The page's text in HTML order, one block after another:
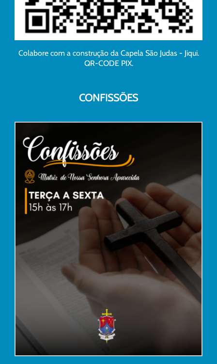
Colabore com a construção da Capela São Judas - Jiqui.
QR-CODE PIX.
CONFISSÕES